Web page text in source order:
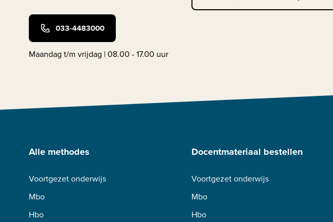
033-4483000
Maandag t/m vrijdag | 08.00 - 17.00 uur
Alle methodes
Voortgezet onderwijs
Mbo
Hbo
Docentmateriaal bestellen
Voortgezet onderwijs
Mbo
Hbo